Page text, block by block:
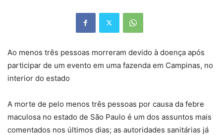
Ao menos três pessoas morreram devido à doença após
participar de um evento em uma fazenda em Campinas, no
interior do estado
A morte de pelo menos três pessoas por causa da febre
maculosa no estado de São Paulo é um dos assuntos mais
comentados nos últimos dias; as autoridades sanitárias já